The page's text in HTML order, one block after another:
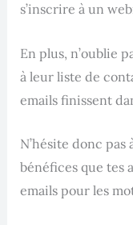
s’inscrire à un
En plus, n’oublie
à leur liste de
emails finissent
N’hésite donc
bénéfices que tes
emails pour les